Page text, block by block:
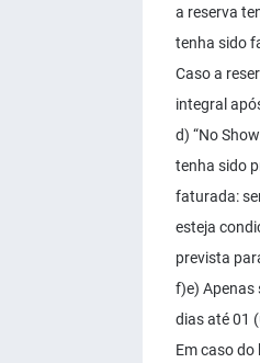
a reserva
tenha sido
Caso a
integral
d) “No
tenha sido
faturada:
esteja
prevista
f)e) Apenas
dias até 01
Em caso